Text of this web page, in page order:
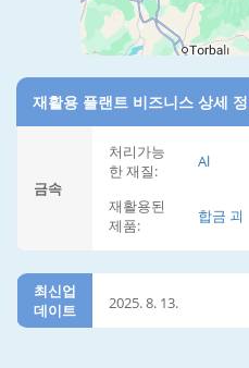
재활용 플랜트 비즈니스 상세
금속
처리가능
한 재질:
Al
재활용된
제품:
합금 괴
최신업
데이트
2025. 8. 13.